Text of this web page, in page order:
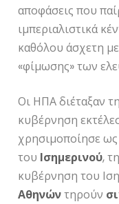
αποφάσεις που
ιμπεριαλιστικά
καθόλου άσχετη
«φίμωσης» των
Οι ΗΠΑ διέταξαν
κυβέρνηση
χρησιμοποίησε
του Ισημερινού,
κυβέρνηση του
Αθηνώντηρούν